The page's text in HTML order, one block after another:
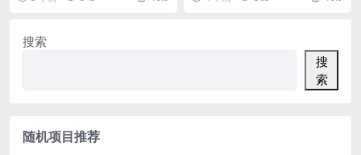
搜索
搜
索
随机项目推荐